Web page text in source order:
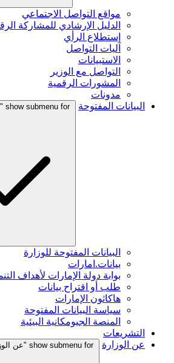
مواقع التواصل الاجتماعي
الدليل الإرشادي للمشاركة
إستطلاع الرأي
آليات التواصل
الاستبيانات
التواصل مع الوزير
المشورات الرقمية
مدونات
البيانات المفتوحة
show submenu for "البيانات المفتوحة"
البيانات المفتوحة للوزارة
بيانات.امارات
بوابة دولة الإمارات لأهداف
طلب أو اقتراح بيانات
هاكاثون الإمارات
سياسة البيانات المفتوحة
المنصة الجيومكانية البيئية
التشريعات
عن الوزارة
show submenu for "عن الوزارة"